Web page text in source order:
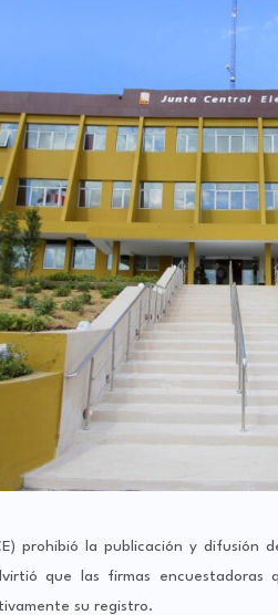
prohibió la publicación y difusión
que las firmas encuestadoras
su registro.